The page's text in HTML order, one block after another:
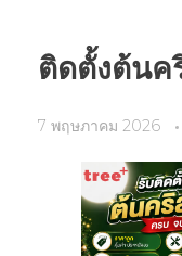
ติดตั้งต้นค
7 พฤษภาคม 2026